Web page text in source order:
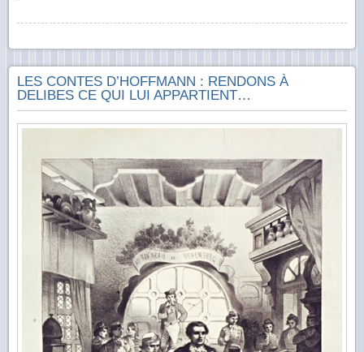
LES CONTES D’HOFFMANN : RENDONS À
DELIBES CE QUI LUI APPARTIENT…